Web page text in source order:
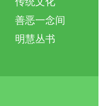
善恶一念间
明慧丛书